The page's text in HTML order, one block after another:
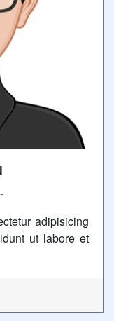
adipisicing
ut labore et